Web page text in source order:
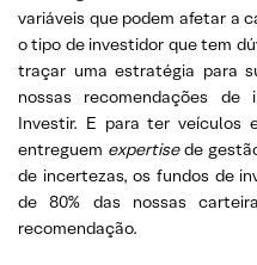
variáveis que podem afetar a
o tipo de investidor que tem
traçar uma estratégia para
nossas recomendações de
Investir. E para ter veículos
entreguem expertisede
de incertezas, os fundos de
de 80% das nossas
recomendação.